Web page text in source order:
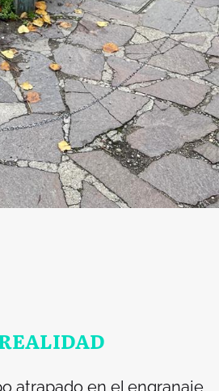
atrapado en el engranaje